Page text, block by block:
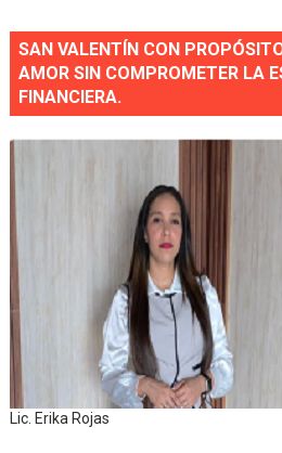
SAN VALENTÍN CON
AMOR SIN COMPROMETER LA
FINANCIERA.
Lic. Erika Rojas